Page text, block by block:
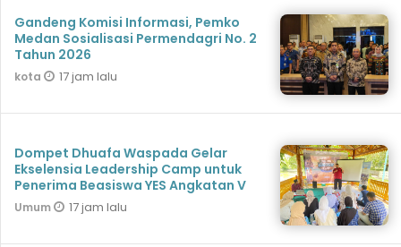
Gandeng Komisi Informasi, Pemko
Medan Sosialisasi Permendagri No. 2
Tahun 2026
kota 17 jam lalu
Dompet Dhuafa Waspada Gelar
Ekselensia Leadership Camp untuk
Penerima Beasiswa YES Angkatan V
Umum 17 jam lalu